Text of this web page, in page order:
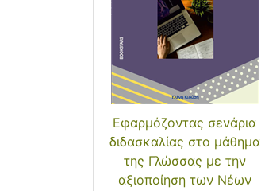
Εφαρμόζοντας σενάρια
διδασκαλίας στο μάθημα
της Γλώσσας με την
αξιοποίηση των Νέων